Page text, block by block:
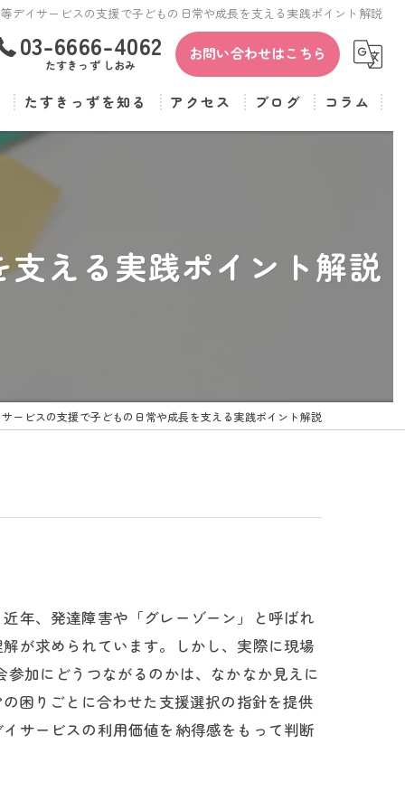
デイサービスの支援で子どもの日常や成長を支える実践ポイント解説
03-6666-4062
たすきっず しおみ
お問い合わせはこちら
たすきっずを知る
児童指導員
アクセス ブログ コラム
える実践ポイント解説
ービスの支援で子どもの日常や成長を支える実践ポイント解説
年、発達障害や「グレーゾーン」と呼ばれ
が求められています。しかし、実際に現場
加にどうつながるのかは、なかなか見えに
困りごとに合わせた支援選択の指針を提供
サービスの利用価値を納得感をもって判断